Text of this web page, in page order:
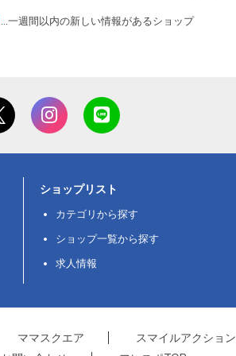
…一週間以内の新しい情報があるショップ
ショップリスト
カテゴリから探す
ショップ一覧から探す
求人情報
ママスクエア スマイルアクション